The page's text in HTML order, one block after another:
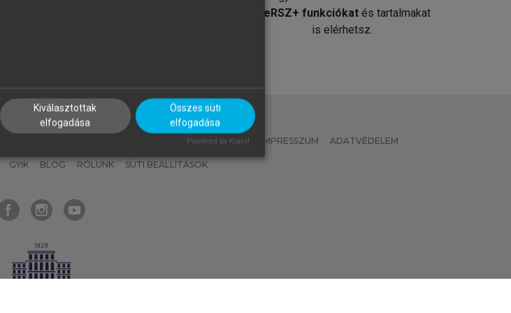
MeRSZ+ funkciókat és tartalmakat
is elérhetsz.
MI – ÁLTALÁNOS IRÁNYELVEK IMPRESSZUM ADATVÉDELEM
GYIK BLOG RÓLUNK SÜTI BEÁLLÍTÁSOK
Kiválasztottak
elfogadása
Összes süti
elfogadása
Powered by Klaro!